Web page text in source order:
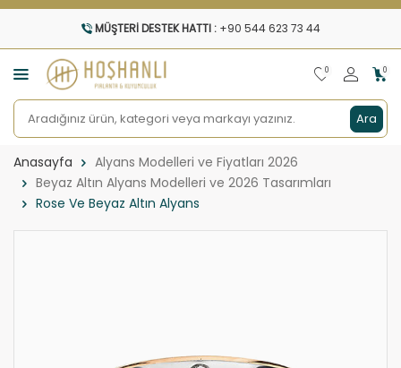
MÜŞTERI DESTEK HATTI : +90 544 623 73 44
Ara
0 0
Anasayfa
Alyans Modelleri ve Fiyatları 2026
Beyaz Altın Alyans Modelleri ve 2026 Tasarımları
Rose Ve Beyaz Altın Alyans